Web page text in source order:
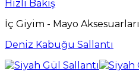
Hızlı Bakış
İç Giyim - Mayo Aksesuarları
Deniz Kabuğu Sallantı